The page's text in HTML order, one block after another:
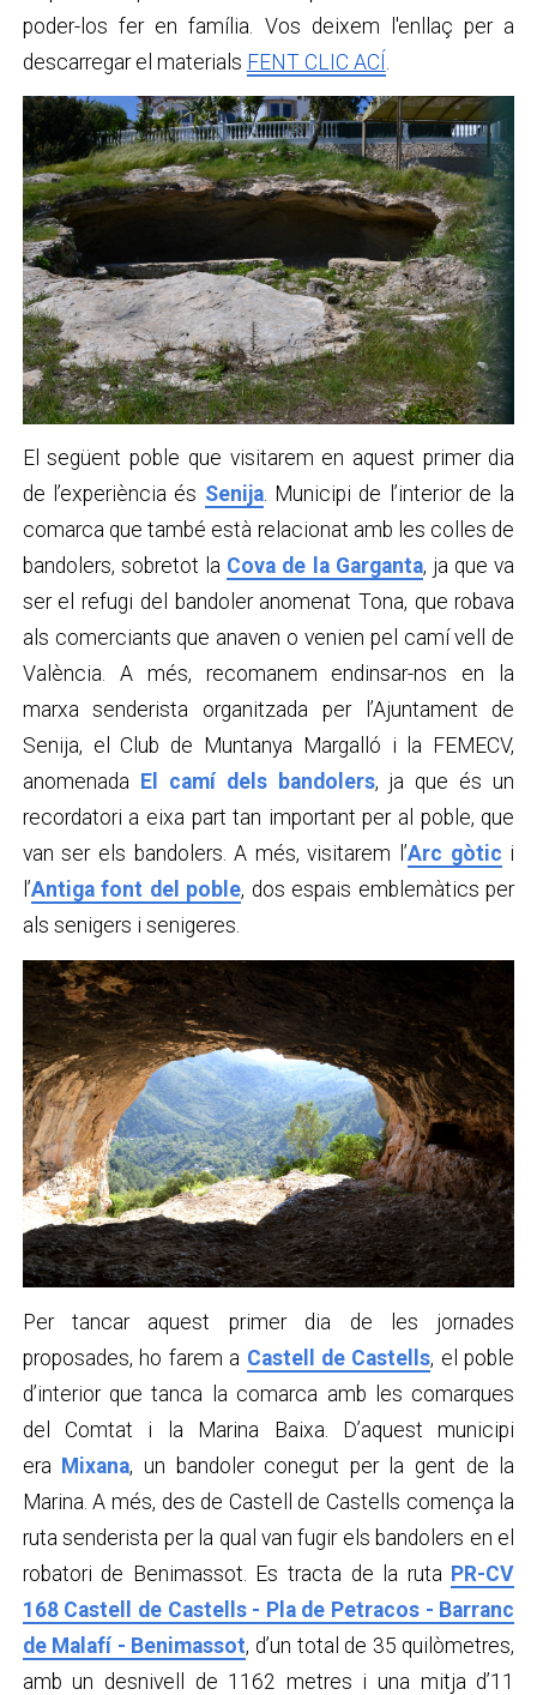
poder-los fer en família. Vos deixem l'enllaç per a
descarregar el materials FENT CLIC ACÍ .
El següent poble que visitarem en aquest primer dia
de l’experiència és Senija. Municipi de l’interior de la
comarca que també està relacionat amb les colles de
bandolers, sobretot la Cova de la Garganta, ja que va
ser el refugi del bandoler anomenat Tona, que robava
als comerciants que anaven o venien pel camí vell de
València. A més, recomanem endinsar-nos en la
marxa senderista organitzada per l’Ajuntament de
Senija, el Club de Muntanya Margalló i la FEMECV,
anomenada
El camí dels bandolers, ja que és un
recordatori a eixa part tan important per al poble, que
van ser els bandolers. A més, visitarem l’Arc gòtic i
l’Antiga font del poble, dos espais emblemàtics per
als senigers i senigeres.
Per tancar aquest primer dia de les jornades
proposades, ho farem a Castell de Castells, el poble
d’interior que tanca la comarca amb les comarques
del Comtat i la Marina Baixa. D’aquest municipi
era Mixana, un bandoler conegut per la gent de la
Marina. A més, des de Castell de Castells comença la
ruta senderista per la qual van fugir els bandolers en el
robatori de Benimassot. Es tracta de la ruta PR-CV
168 Castell de Castells - Pla de Petracos - Barranc
de Malafí - Benimassot, d’un total de 35 quilòmetres,
amb un desnivell de 1162 metres i una mitja d’11